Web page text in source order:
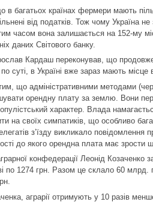
в багатьох країнах фермери мають
від податків. Тож чому Україна
часом вона залишається на 152-му
даних Світового банку.
Кардаш переконував, що
суті, в Україні вже зараз мають місце
що адміністративними методами
орендну плату за землю. Вони
характер. Влада
на своїх симпатиків, що особливо
з’їзду викликало повідомлення
до якого орендна плата має зрости
конфедерації Леонід Козаченко
1274 грн. Разом це склало 60 млрд.
аграрії отримують у 10 разів